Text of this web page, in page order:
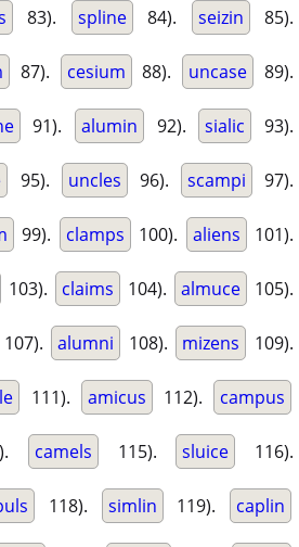
83). spline 84). seizin 85).
87). cesium 88). uncase 89).
91). alumin 92). sialic 93).
95). uncles 96). scampi 97).
99). clamps 100). aliens 101).
103). claims 104). almuce 105).
107). alumni 108). mizens 109).
111). amicus 112). campus
camels 115). sluice 116).
118). simlin 119). caplin